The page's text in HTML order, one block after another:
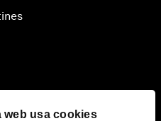
web usa cookies